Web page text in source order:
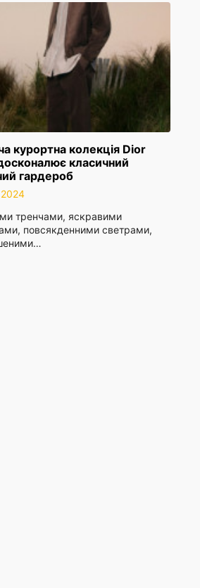
курортна колекція Dior
класичний
гардероб
тренчами, яскравими
повсякденними светрами,